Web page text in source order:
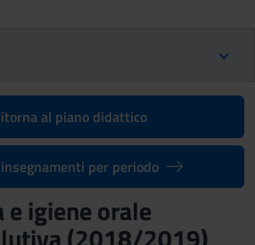
al piano didattico
per periodo
igiene orale